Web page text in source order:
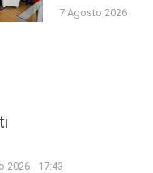
7 Agosto 2026
2026 - 17:43